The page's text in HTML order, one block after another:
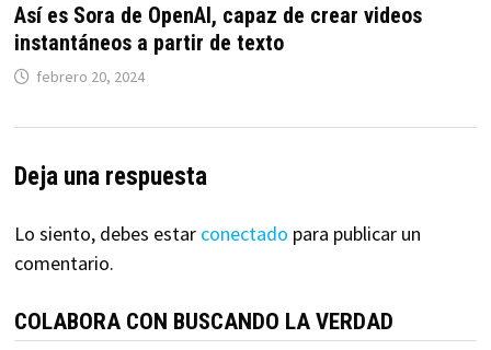
Así es Sora de OpenAI, capaz de crear videos
instantáneos a partir de texto
febrero 20, 2024
Deja una respuesta
Lo siento, debes estar conectado para publicar un
comentario.
COLABORA CON BUSCANDO LA VERDAD